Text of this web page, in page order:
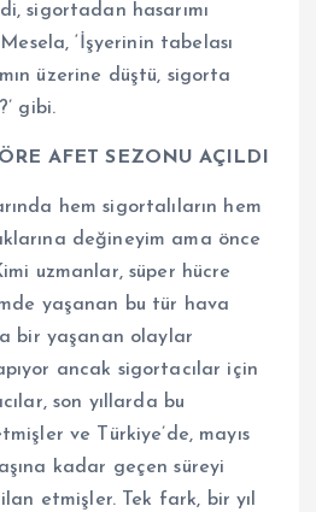
sigortadan hasarımı
‘İşyerinin tabelası
üzerine düştü, sigorta
gibi.
AFET SEZONU AÇILDI
hem sigortalıların hem
değineyim ama önce
uzmanlar, süper hücre
yaşanan bu tür hava
bir yaşanan olaylar
ancak sigortacılar için
son yıllarda bu
ve Türkiye’de, mayıs
kadar geçen süreyi
etmişler. Tek fark, bir yıl